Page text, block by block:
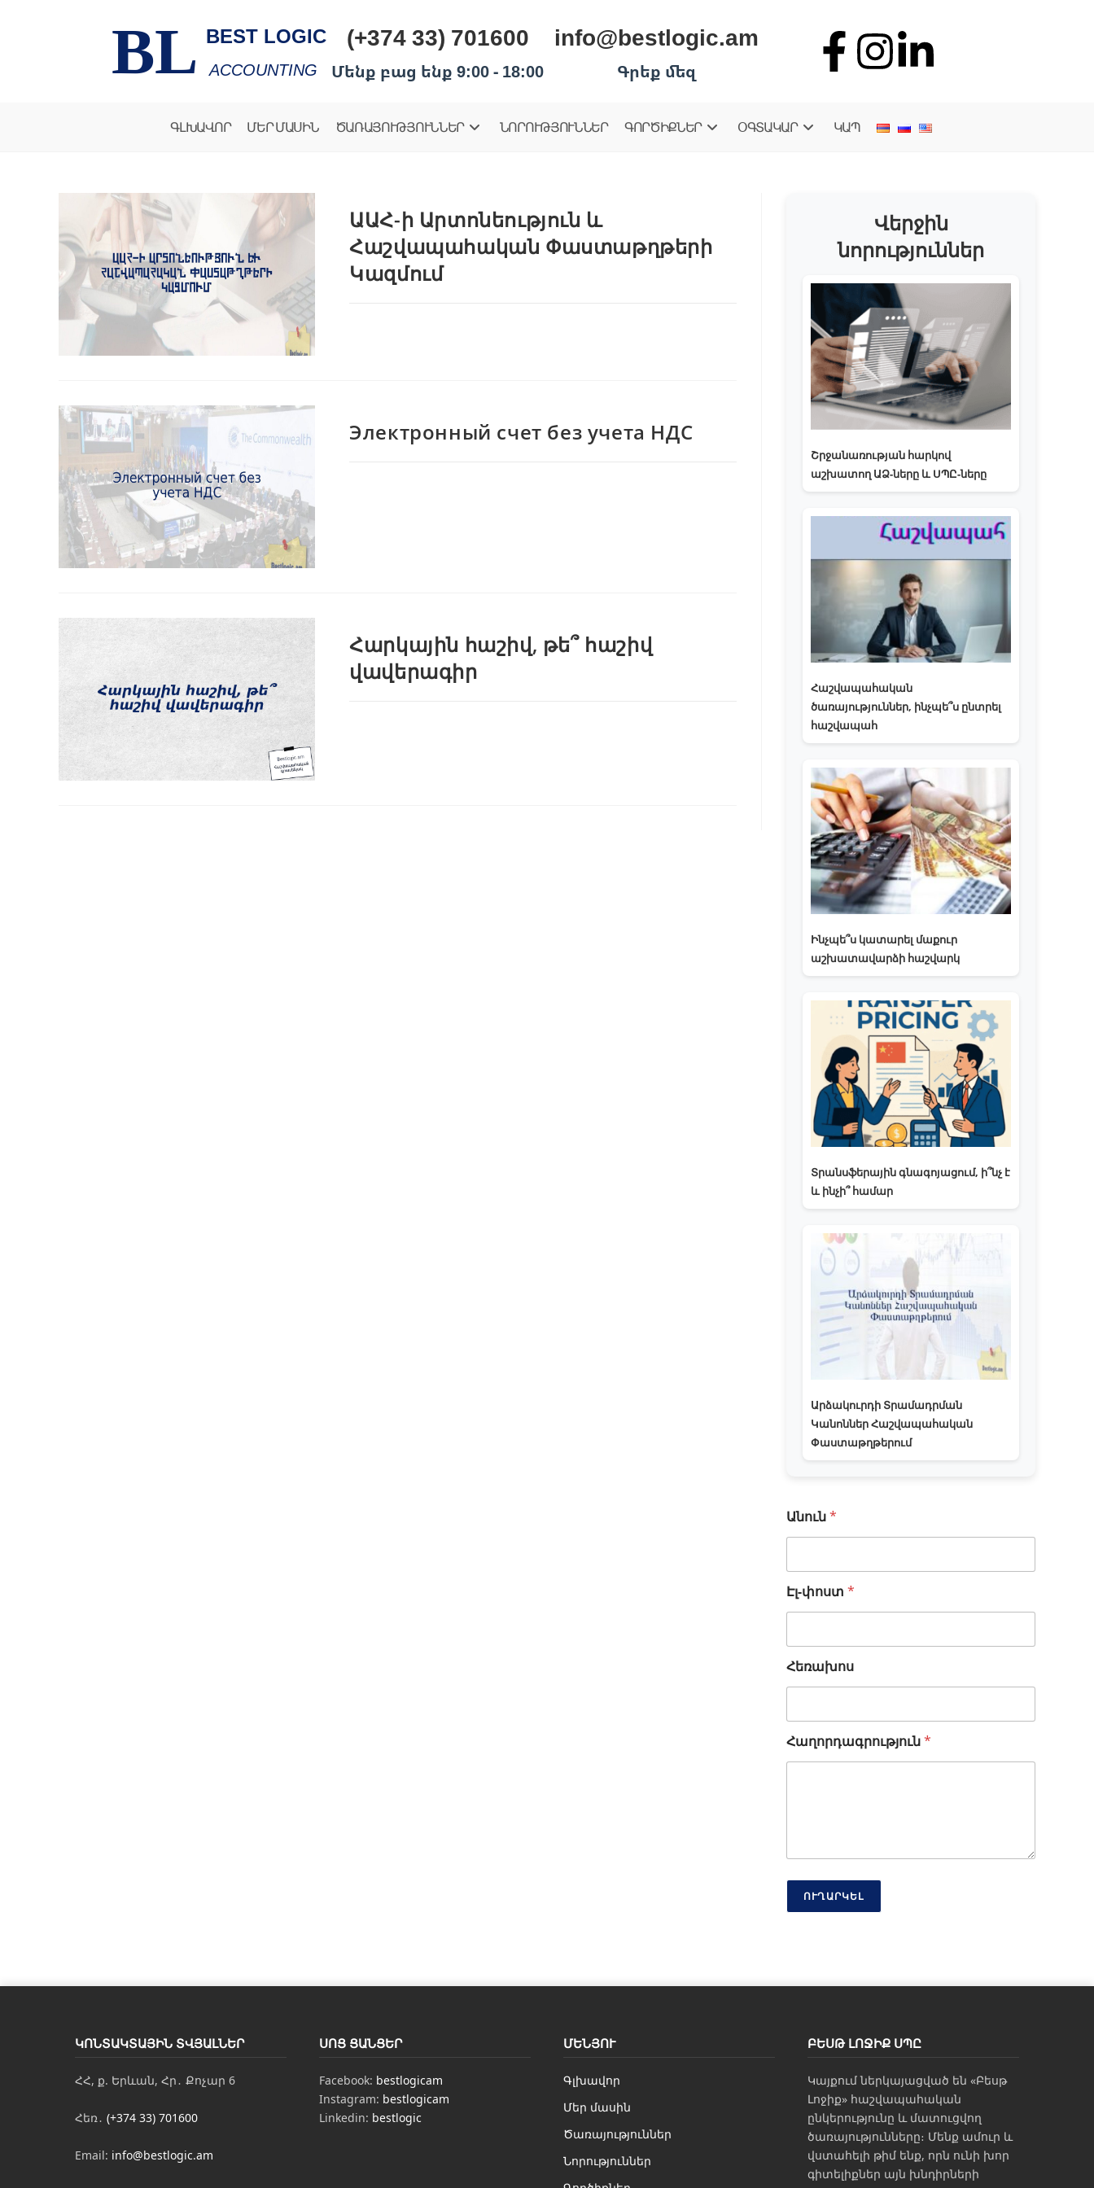
BL BEST LOGIC
ACCOUNTING
(+374 33) 701600
Մենք բաց ենք 9:00 - 18:00
info@bestlogic.am
Գրեք մեզ
ԳԼԽԱՎՈՐ ՄԵՐ ՄԱՍԻՆ ԾԱՌԱՅՈՒԹՅՈՒՆՆԵՐ ՆՈՐՈՒԹՅՈՒՆՆԵՐ ԳՈՐԾԻՔՆԵՐ ՕԳՏԱԿԱՐ ԿԱՊ
ԱԱՀ-ի Արտոնեություն և
Հաշվապահական Փաստաթղթերի
Կազմում
Электронный счет без учета НДС
Հարկային հաշիվ, թե՞ հաշիվ
վավերագիր
Վերջին
նորություններ
Շրջանառության հարկով
աշխատող ԱՁ-ները և ՍՊԸ-ները
Հաշվապահական
ծառայություններ, ինչպե՞ս ընտրել
հաշվապահ
Ինչպե՞ս կատարել մաքուր
աշխատավարձի հաշվարկ
Տրանսֆերային գնագոյացում, ի՞նչ է
և ինչի՞ համար
Արձակուրդի Տրամադրման
Կանոններ Հաշվապահական
Փաստաթղթերում
Անուն*
Էլ-փոստ *
Հ
դ
ա
ւ
Հ
դ
Հեռախոս
Հաղորդագրություն*
ՈՒՂԱՐԿԵԼ
ԿՈՆՏԱԿՏԱՅԻՆ ՏՎՅԱԼՆԵՐ
ՀՀ, ք. Երևան, Հր․ Քոչար 6
Հեռ․ (+374 33) 701600
Email: info@bestlogic.am
ՍՈՑ ՑԱՆՑԵՐ
Facebook: bestlogicam
Instagram: bestlogicam
Linkedin: bestlogic
ՄԵՆՅՈՒ
Գլխավոր
Մեր մասին
Ծառայություններ
Նորություններ
ԲԵՍԹ ԼՈՋԻՔ ՍՊԸ
Կայքում ներկայացված են «Բեսթ
Լոջիք» հաշվապահական
ընկերությունը և մատուցվող
ծառայությունները։ Մենք ամուր և
վստահելի թիմ ենք, որն ունի խոր
գիտելիքներ այն խնդիրների